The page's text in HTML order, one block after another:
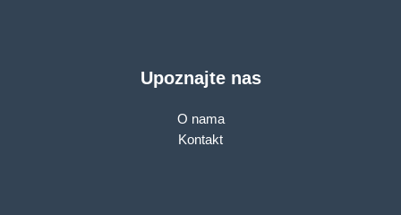
Upoznajte nas
O nama
Kontakt